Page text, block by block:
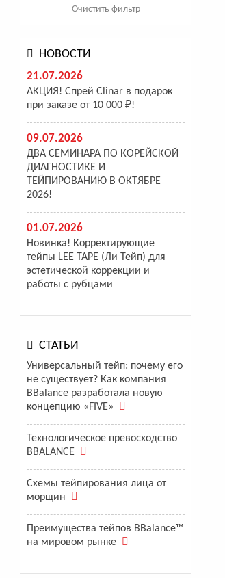
Очистить фильтр
НОВОСТИ
21.07.2026
АКЦИЯ! Спрей Clinar в подарок
при заказе от 10 000 ₽!
09.07.2026
ДВА СЕМИНАРА ПО КОРЕЙСКОЙ
ДИАГНОСТИКЕ И
ТЕЙПИРОВАНИЮ В ОКТЯБРЕ
2026!
01.07.2026
Новинка! Корректирующие
тейпы LEE TAPE (Ли Тейп) для
эстетической коррекции и
работы с рубцами
СТАТЬИ
Универсальный тейп: почему его
не существует? Как компания
BBalance разработала новую
концепцию «FIVE»
Технологическое превосходство
BBALANCE
Схемы тейпирования лица от
морщин
Преимущества тейпов BBalance™
на мировом рынке